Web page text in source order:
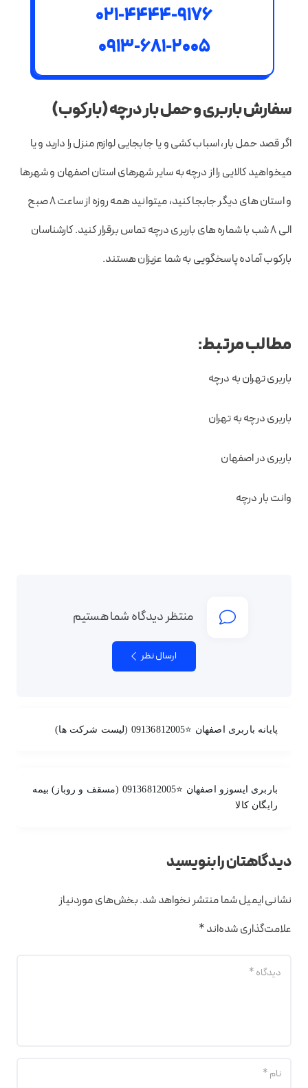
021-4444-9176
0913-681-2005
سفارش باربری و حمل بار درچه (بارکوب)
اگر قصد حمل بار، اسباب کشی و یا جابجایی لوازم منزل را دارید و یا
میخواهید کالایی را از درچه به سایر شهرهای استان اصفهان و شهرها
و استان های دیگر جابجا کنید، میتوانید همه روزه از ساعت 8 صبح
الی 8 شب با شماره های باربری درچه تماس برقرار کنید. کارشناسان
بارکوب آماده پاسخگویی به شما عزیزان هستند.
مطالب مرتبط:
باربری تهران به درچه
باربری درچه به تهران
باربری در اصفهان
وانت بار درچه
منتظر دیدگاه شما هستیم
ارسال نظر
پایانه باربری اصفهان ⭐09136812005 (لیست شرکت ها)
باربری ایسوزو اصفهان ⭐09136812005 (مسقف و روباز) بیمه
رایگان کالا
دیدگاهتان را بنویسید
نشانی ایمیل شما منتشر نخواهد شد.بخش‌های موردنیاز
علامت‌گذاری شده‌اند*